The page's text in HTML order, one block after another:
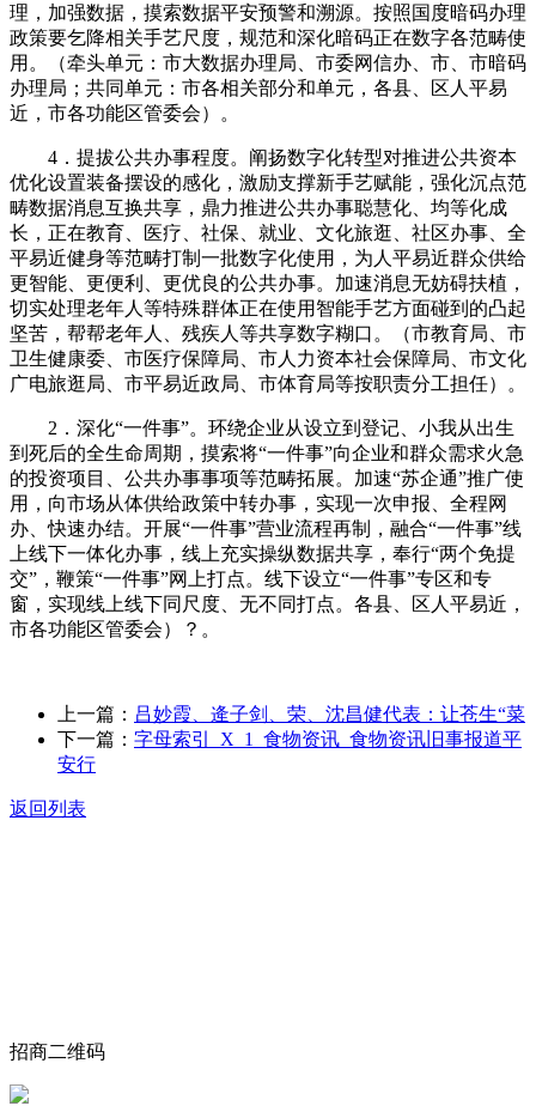
理，加强数据，摸索数据平安预警和溯源。按照国度暗码办理
政策要乞降相关手艺尺度，规范和深化暗码正在数字各范畴使
用。（牵头单元：市大数据办理局、市委网信办、市、市暗码
办理局；共同单元：市各相关部分和单元，各县、区人平易
近，市各功能区管委会）。
4．提拔公共办事程度。阐扬数字化转型对推进公共资本
优化设置装备摆设的感化，激励支撑新手艺赋能，强化沉点范
畴数据消息互换共享，鼎力推进公共办事聪慧化、均等化成
长，正在教育、医疗、社保、就业、文化旅逛、社区办事、全
平易近健身等范畴打制一批数字化使用，为人平易近群众供给
更智能、更便利、更优良的公共办事。加速消息无妨碍扶植，
切实处理老年人等特殊群体正在使用智能手艺方面碰到的凸起
坚苦，帮帮老年人、残疾人等共享数字糊口。（市教育局、市
卫生健康委、市医疗保障局、市人力资本社会保障局、市文化
广电旅逛局、市平易近政局、市体育局等按职责分工担任）。
2．深化“一件事”。环绕企业从设立到登记、小我从出生
到死后的全生命周期，摸索将“一件事”向企业和群众需求火急
的投资项目、公共办事事项等范畴拓展。加速“苏企通”推广使
用，向市场从体供给政策中转办事，实现一次申报、全程网
办、快速办结。开展“一件事”营业流程再制，融合“一件事”线
上线下一体化办事，线上充实操纵数据共享，奉行“两个免提
交”，鞭策“一件事”网上打点。线下设立“一件事”专区和专
窗，实现线上线下同尺度、无不同打点。各县、区人平易近，
市各功能区管委会）？。
上一篇： 吕妙霞、逄子剑、荣、沈昌健代表：让苍生“菜
下一篇： 字母索引_X_1_食物资讯_食物资讯旧事报道平
安行
返回列表
招商二维码